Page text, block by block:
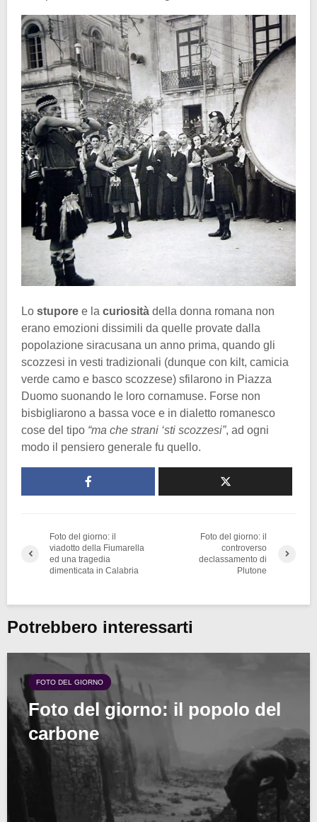
Lo stupore e la curiosità della donna romana non
erano emozioni dissimili da quelle provate dalla
popolazione siracusana un anno prima, quando gli
scozzesi in vesti tradizionali (dunque con kilt, camicia
verde camo e basco scozzese) sfilarono in Piazza
Duomo suonando le loro cornamuse. Forse non
bisbigliarono a bassa voce e in dialetto romanesco
cose del tipo “ma che strani ‘sti scozzesi”, ad ogni
modo il pensiero generale fu quello.
Foto del giorno: il
viadotto della Fiumarella
ed una tragedia
dimenticata in Calabria
Foto del giorno: il
controverso
declassamento di
Plutone
Potrebbero interessarti
FOTO DEL GIORNO
Foto del giorno: il popolo del
carbone